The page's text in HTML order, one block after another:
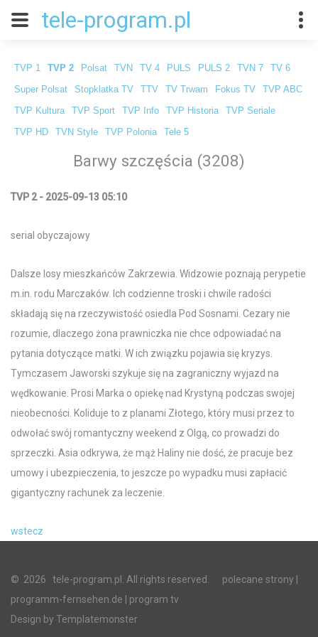
tele-program.pl
TVP 1 TVP 2 Polsat TVN TV 4 PULS PULS 2 TVN 7 TV 6
Super Polsat Stopklatka TV TTV TV Trwam Fokus TV TVP ABC
TVP Kultura TVP Sport TVP Info TVP Historia TVP Seriale
TVP HD TVN Style TVP Polonia Tele 5
Barwy szczęścia (3208)
TVP 2 - 2025-09-13 05:10
serial obyczajowy
Dalsze losy mieszkańców Zakrzewia. Widzowie poznają perypetie
m.in. rodu Marczaków. Ich codzienne troski i chwile radości
składają się na rzeczywistość osiedla Pod Sosnami. Cezary nie
rozumie, dlaczego żona prawniczka nie chce odpowiadać na
pytania dotyczące matki. W ich związku pojawia się kryzys.
Tymczasem Jaworski szykuje się na zagraniczny wyjazd na
wędkowanie. Prosi Marka o opiekę nad Krystyną podczas swojej
nieobecności. Koliduje to z planami Złotego, który musi przez to
odwołać swój romantyczny weekend z Olgą, co prowadzi do
sprzeczki. Asia odkrywa, że mąż Haliny nie dość, że pracuje bez
umowy i ubezpieczenia, to jeszcze po wypadku musi zapłacić
gigantyczny rachunek za leczenie.
wstecz
© 2026 tele-program.pl. All rights reserved. polecane strony
programm-fernsehen.de | program tv
Design by Templatemonster